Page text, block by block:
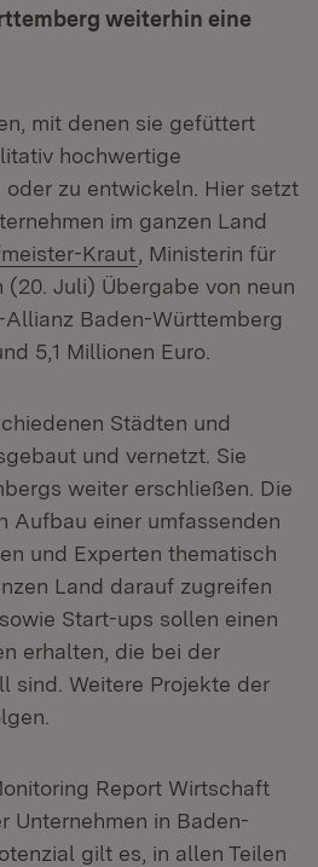
weiterhin eine
mit denen sie gefüttert
hochwertige
zu entwickeln. Hier setzt
im ganzen Land
Kraut , Ministerin für
Juli) Übergabe von neun
Baden-Württemberg
5,1 Millionen Euro.
Städten und
und vernetzt. Sie
weiter erschließen. Die
Aufbau einer umfassenden
und Experten thematisch
Land darauf zugreifen
Start-ups sollen einen
erhalten, die bei der
sind. Weitere Projekte der
Report Wirtschaft
Unternehmen in Baden-
gilt es, in allen Teilen